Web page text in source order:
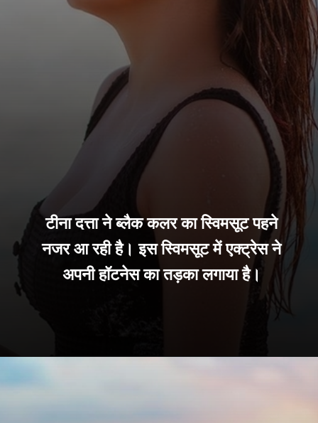
टीना दत्ता ने ब्लैक कलर का स्विमसूट पहने
नजर आ रही है। इस स्विमसूट में एक्ट्रेस ने
अपनी हॉटनेस का तड़का लगाया है।